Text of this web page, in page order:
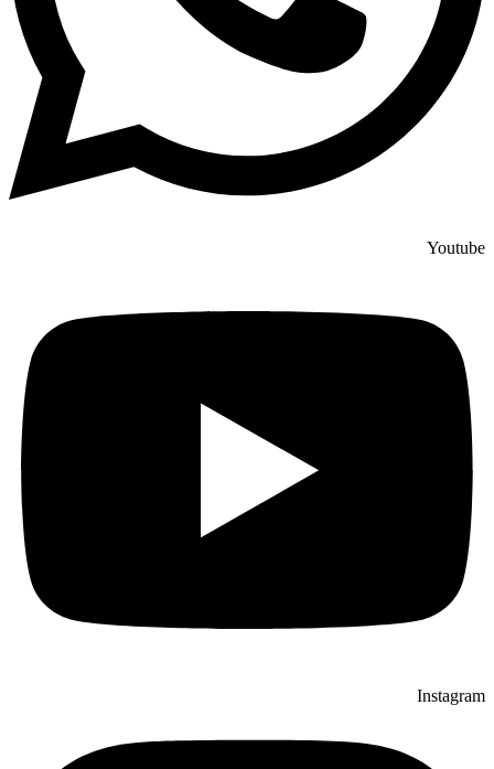
Youtube
Instagram